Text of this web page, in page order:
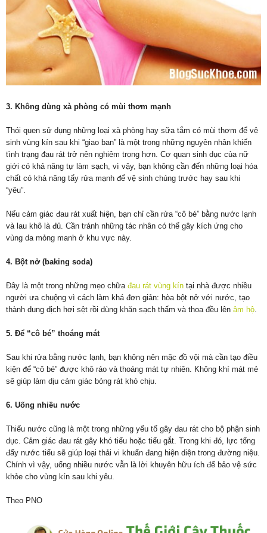
3. Không dùng xà phòng có mùi thơm mạnh
Thói quen sử dụng những loại xà phòng hay sữa tắm có mùi thơm để vệ
sinh vùng kín sau khi “giao ban” là một trong những nguyên nhân khiến
tình trạng đau rát trở nên nghiêm trọng hơn. Cơ quan sinh dục của nữ
giới có khả năng tự làm sạch, vì vậy, bạn không cần đến những loại hóa
chất có khả năng tẩy rửa mạnh để vệ sinh chúng trước hay sau khi
“yêu”.
Nếu cảm giác đau rát xuất hiện, bạn chỉ cần rửa “cô bé” bằng nước lạnh
và lau khô là đủ. Cần tránh những tác nhân có thể gây kích ứng cho
vùng da mỏng manh ở khu vực này.
4. Bột nở (baking soda)
Đây là một trong những mẹo chữa đau rát vùng kín tại nhà được nhiều
người ưa chuộng vì cách làm khá đơn giản: hòa bột nở với nước, tạo
thành dung dịch hơi sệt rồi dùng khăn sạch thấm và thoa đều lên âm hộ
5. Để “cô bé” thoáng mát
Sau khi rửa bằng nước lạnh, bạn không nên mặc đồ vội mà cần tạo điều
kiện để “cô bé” được khô ráo và thoáng mát tự nhiên. Không khí mát mẻ
sẽ giúp làm dịu cảm giác bỏng rát khó chịu.
6. Uống nhiều nước
Thiếu nước cũng là một trong những yếu tố gây đau rát cho bộ phận sinh
dục. Cảm giác đau rát gây khó tiểu hoặc tiểu gắt. Trong khi đó, lực tống
đẩy nước tiểu sẽ giúp loại thải vi khuẩn đang hiện diện trong đường niệu.
Chính vì vậy, uống nhiều nước vẫn là lời khuyên hữu ích để bảo vệ sức
khỏe cho vùng kín sau khi yêu.
Theo PNO